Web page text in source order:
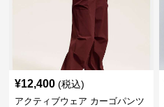
¥12,400 (税込)
アクティブウェア カーゴパンツ